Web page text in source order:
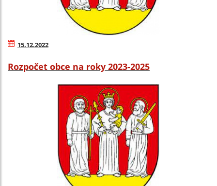
15.12.2022
Rozpočet obce na roky 2023-2025